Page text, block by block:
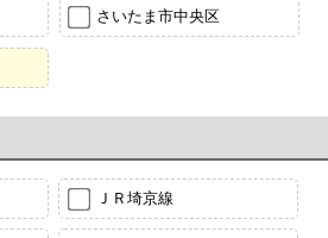
さいたま市中央区
ＪＲ埼京線